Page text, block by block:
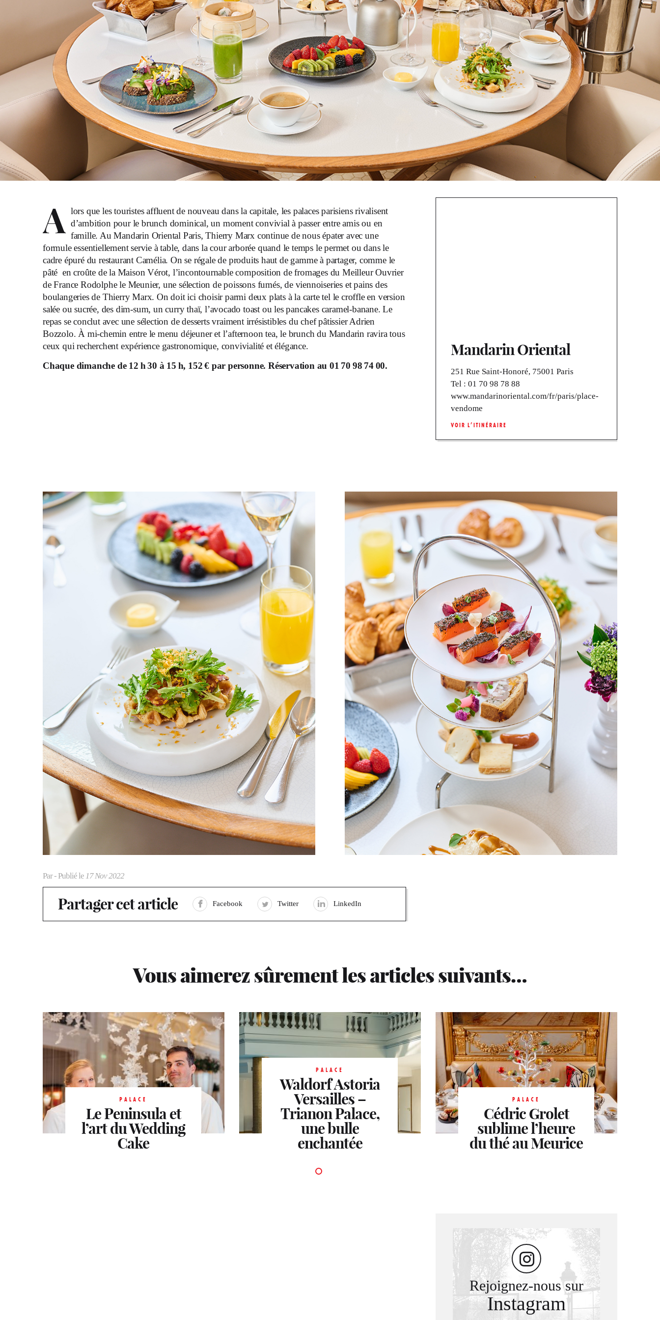
A lors que les touristes affluent de nouveau dans la capitale, les palaces parisiens rivalisent
d’ambition pour le brunch dominical, un moment convivial à passer entre amis ou en
famille. Au Mandarin Oriental Paris, Thierry Marx continue de nous épater avec une
formule essentiellement servie à table, dans la cour arborée quand le temps le permet ou dans le
cadre épuré du restaurant Camélia. On se régale de produits haut de gamme à partager, comme le
pâté en croûte de la Maison Vérot, l’incontournable composition de fromages du Meilleur Ouvrier
de France Rodolphe le Meunier, une sélection de poissons fumés, de viennoiseries et pains des
boulangeries de Thierry Marx. On doit ici choisir parmi deux plats à la carte tel le croffle en version
salée ou sucrée, des dim-sum, un curry thaï, l’avocado toast ou les pancakes caramel-banane. Le
repas se conclut avec une sélection de desserts vraiment irrésistibles du chef pâtissier Adrien
Bozzolo. À mi-chemin entre le menu déjeuner et l’afternoon tea, le brunch du Mandarin ravira tous
ceux qui recherchent expérience gastronomique, convivialité et élégance.
Chaque dimanche de 12 h 30 à 15 h, 152 € par personne. Réservation au 01 70 98 74 00.
Mandarin Oriental
251 Rue Saint-Honoré, 75001 Paris
Tel : 01 70 98 78 88
www.mandarinoriental.com/fr/paris/place-
vendome
VOIR L’ITINÉRAIRE
Par- Publié le 17 Nov 2022
Partager cet article Facebook Twitter LinkedIn
Vous aimerez sûrement les articles suivants…
PALACE
Le Peninsula et
l’art du Wedding
Cake
PALACE
Waldorf Astoria
Versailles –
Trianon Palace,
une bulle
enchantée
PALACE
Cédric Grolet
sublime l’heure
du thé au Meurice
Rejoignez-nous sur
Instagram